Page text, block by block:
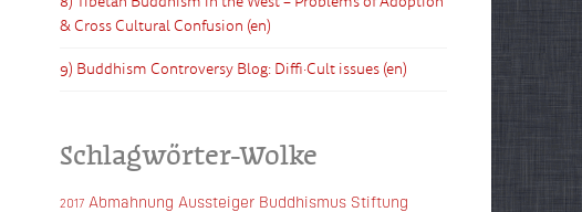
& Cross Cultural Confusion (en)
9) Buddhism Controversy Blog: Diffi·Cult issues (en)
Schlagwörter-Wolke
2017 Abmahnung Aussteiger Buddhismus Stiftung